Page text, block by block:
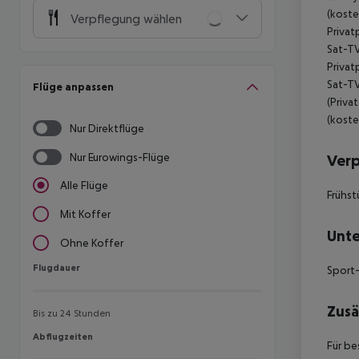
Verpflegung wählen
Flüge anpassen
Nur Direktflüge
Nur Eurowings-Flüge
Alle Flüge
Mit Koffer
Ohne Koffer
Flugdauer
Flugdauer
Bis zu 24 Stunden
Abflugzeiten
Abflugzeiten
Sat-
Sat-
Für